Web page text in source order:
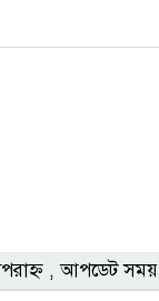
, আপডেট সময়